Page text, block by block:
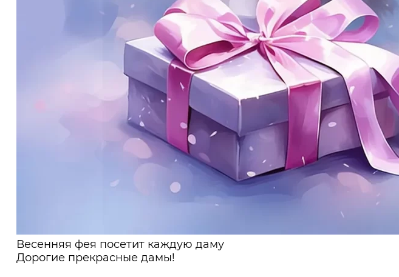
Весенняя фея посетит каждую даму
Дорогие прекрасные дамы!